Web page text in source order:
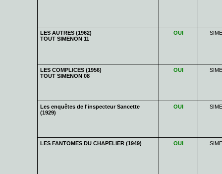
LES AUTRES (1962)
TOUT SIMENON 11
OUI
LES COMPLICES (1956)
TOUT SIMENON 08
OUI
Les enquêtes de l'inspecteur Sancette
(1929)
OUI
LES FANTOMES DU CHAPELIER (1949) OUI